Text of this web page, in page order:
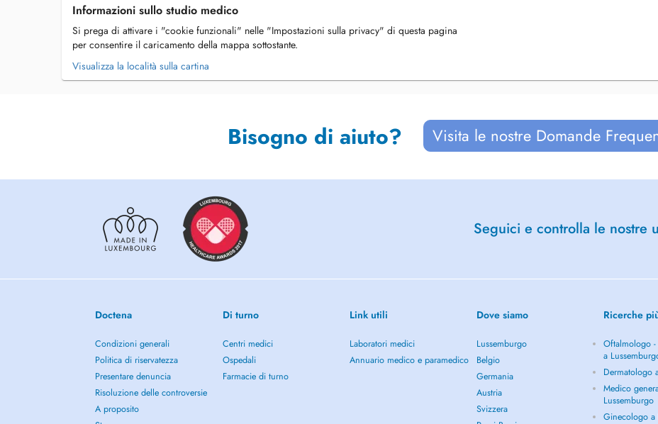
Informazioni sullo studio medico
Si prega di attivare i "cookie funzionali" nelle "Impostazioni sulla privacy" di questa pagina
per consentire il caricamento della mappa sottostante.
Visualizza la località sulla cartina
Bisogno di aiuto? Visita le nostre Domande
Seguici e controlla le nostre
Doctena
Condizioni generali
Politica di riservatezza
Presentare denuncia
Risoluzione delle controversie
A proposito
Di turno
Centri medici
Ospedali
Farmacie di turno
Link utili
Laboratori medici
Annuario medico e paramedico
Dove siamo
Lussemburgo
Belgio
Germania
Austria
Svizzera
Ricerche
Oftalmologo
a
Dermatologo
Medico
Lussemburgo
Ginecologo a